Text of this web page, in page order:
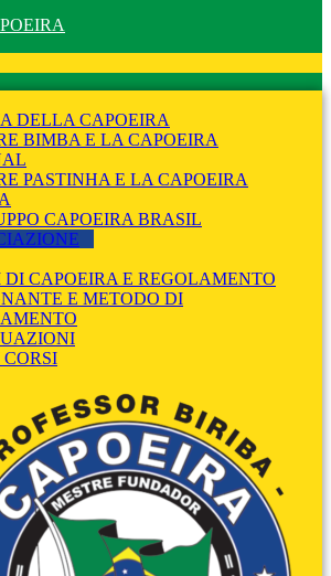
DELLA CAPOEIRA
BIMBA E LA CAPOEIRA
PASTINHA E LA CAPOEIRA
CAPOEIRA BRASIL
DI CAPOEIRA E REGOLAMENTO
E METODO DI